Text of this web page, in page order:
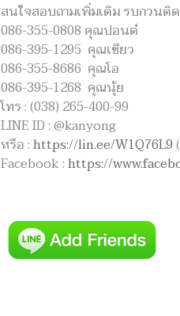
สนใจสอบถามเพิ่มเติม รบกวนติ
086-355-0808 คุณปอนด์
086-395-1295 คุณเขียว
086-355-8686 คุณโอ
086-395-1268 คุณนุ้ย
โทร : (038) 265-400-99
LINE ID : @kanyong
หรือ :https://lin.ee/W1Q76L9
Facebook :https://